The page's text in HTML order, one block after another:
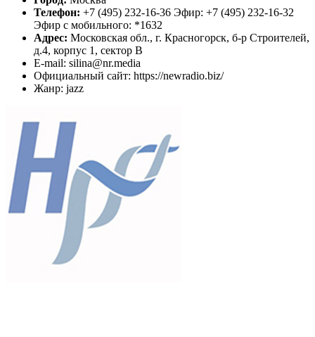
Телефон: +7 (495) 232-16-36 Эфир: +7 (495) 232-16-32
Эфир с мобильного: *1632
Адрес: Московская обл., г. Красногорск, б-р Строителей,
д.4, корпус 1, сектор В
E-mail: silina@nr.media
Официальный сайт: https://newradio.biz/
Жанр: jazz